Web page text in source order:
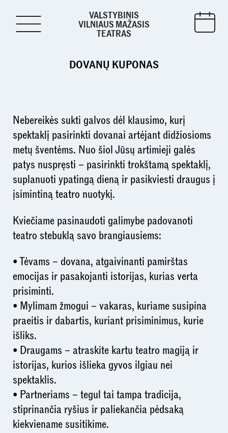
VALSTYBINIS
VILNIAUS MAŽASIS
TEATRAS
DOVANŲ KUPONAS
Nebereikės sukti galvos dėl klausimo, kurį
spektaklį pasirinkti dovanai artėjant didžiosioms
metų šventėms. Nuo šiol Jūsų artimieji galės
patys nuspręsti – pasirinkti trokštamą spektaklį,
suplanuoti ypatingą dieną ir pasikviesti draugus į
įsimintiną teatro nuotykį.
Kviečiame pasinaudoti galimybe padovanoti
teatro stebuklą savo brangiausiems:
• Tėvams – dovana, atgaivinanti pamirštas
emocijas ir pasakojanti istorijas, kurias verta
prisiminti.
• Mylimam žmogui – vakaras, kuriame susipina
praeitis ir dabartis, kuriant prisiminimus, kurie
išliks.
• Draugams – atraskite kartu teatro magiją ir
istorijas, kurios išlieka gyvos ilgiau nei
spektaklis.
• Partneriams – tegul tai tampa tradicija,
stiprinančia ryšius ir paliekančia pėdsaką
kiekviename susitikime.